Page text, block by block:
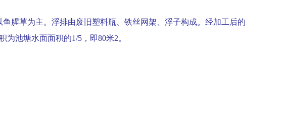
鱼腥草为主。浮排由废旧塑料瓶、铁丝网架、浮子构成。经加工后的
为池塘水面面积的1/5 ，即80米2。